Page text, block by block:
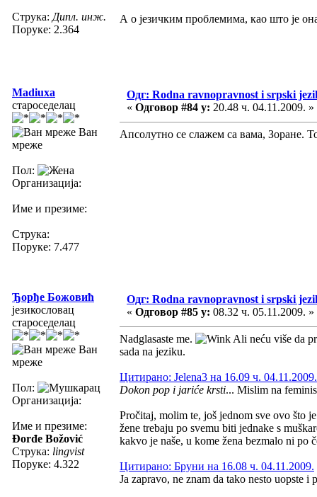
Струка: Дипл. инж.
Поруке: 2.364
А о језичким проблемима, као што је
Madiuxa
староседелац
Ван
мреже
Пол:
Организација:
Име и презиме:
Струка:
Поруке: 7.477
Одг: Rodna ravnopravnost i srpski
« Одговор #84 у: 20.48 ч. 04.11.2009. »
Апсолутно се слажем са вама, Зоране.
Ђорђе Божовић
језикословац
староседелац
Ван
мреже
Пол:
Организација:
Име и презиме:
Đorđe Božović
Струка: lingvist
Поруке: 4.322
Одг: Rodna ravnopravnost i srpski
« Одговор #85 у: 08.32 ч. 05.11.2009. »
Nadglasaste me.
Ali neću više da
sada na jeziku.
Цитирано: Jelena3 на 16.09 ч. 04.11.2009.
Dokon pop i jariće krsti... Mislim na
Pročitaj, molim te, još jednom sve ovo što
žene trebaju po svemu biti jednake s
kakvo je naše, u kome žena bezmalo ni po
Цитирано: Бруни на 16.08 ч. 04.11.2009.
Ja zapravo, ne znam da tako nesto uopste